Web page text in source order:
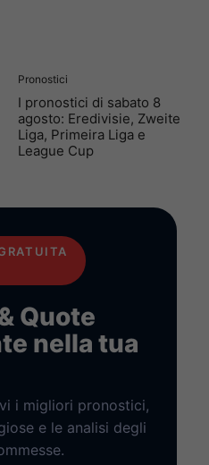
Pronostici
I pronostici di sabato 8
agosto: Eredivisie, Zweite
Liga, Primeira Liga e
League Cup
Quote
nella tua
i migliori pronostici,
e le analisi degli